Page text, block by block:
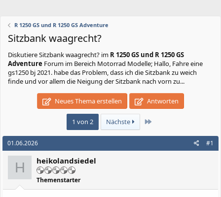
R 1250 GS und R 1250 GS Adventure
Sitzbank waagrecht?
DiskutiereSitzbank waagrecht? im R 1250 GS und R 1250 GS
Adventure Forum im Bereich Motorrad Modelle; Hallo, Fahre eine
gs1250 bj 2021. habe das Problem, dass ich die Sitzbank zu weich
finde und vor allem die Neigung der Sitzbank nach vorn zu...
Neues Thema erstellen Antworten
1 von 2 Nächste Letzte
01.06.2026 #1
H heikolandsiedel
Themenstarter